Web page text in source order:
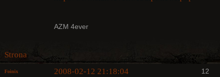
AZM 4ever
Strona
12
Foinix 2008-02-12 21:18:04